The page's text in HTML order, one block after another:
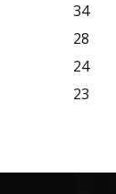
34
28
24
23